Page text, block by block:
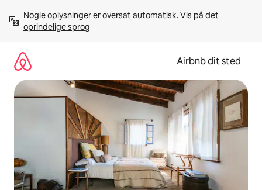
videre
Nogle oplysninger er oversat automatisk. Vis på det
oprindelige sprog
Airbnb dit sted